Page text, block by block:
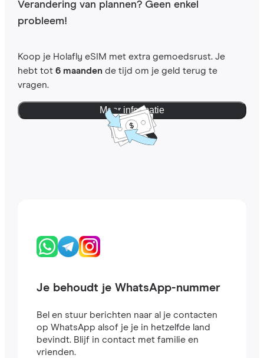
Verandering van plannen? Geen enkel
probleem!
Koop je Holafly eSIM met extra gemoedsrust. Je
hebt tot 6 maandende tijd om je geld terug te
vragen.
Meer informatie
Je behoudt je WhatsApp-nummer
Bel en stuur berichten naar al je contacten
op WhatsApp alsof je je in hetzelfde land
bevindt. Blijf in contact met familie en
vrienden.